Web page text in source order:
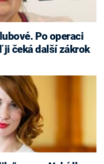
Po operaci
ji čeká další zákrok